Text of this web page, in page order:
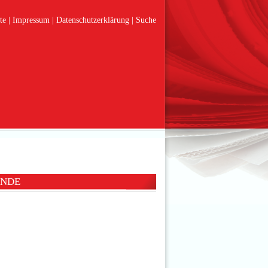
Impressum Datenschutzerklärung Suche